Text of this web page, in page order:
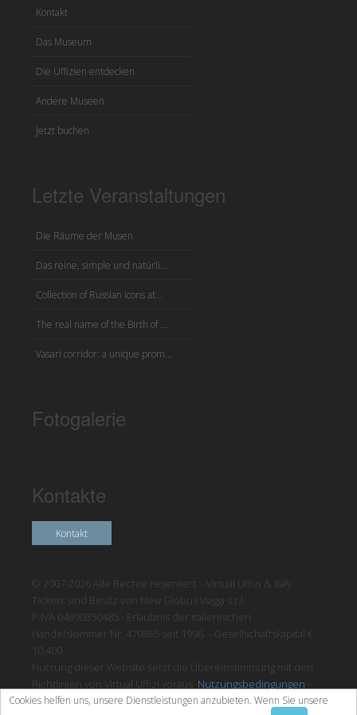
Kontakt
Das Museum
Die Uffizien entdecken
Andere Museen
Jetzt buchen
Letzte Veranstaltungen
Die Räume der Musen
Das reine, simple und natürli...
Collection of Russian icons at...
The real name of the Birth of ...
Vasari corridor: a unique prom...
Fotogalerie
Kontakte
Kontakt
© 2007-2026 Alle Rechte reserviert. - Virtual Uffizi & Italy
Tickets sind Besitz von New Globus Viaggi s.r.l.
P.IVA 04690350485 - Erlaubnis der italienischen
Handelskammer Nr. 470865 seit 1996. - Gesellschaftskapital €
10.400
Nutzung dieser Website setzt die Übereinstimmung mit den
Richtlinien von Virtual Uffizi voraus. Nutzungsbedingungen
Datenschutzrichtlinien
Cookies helfen uns, unsere Dienstleistungen anzubieten. Wenn Sie unsere